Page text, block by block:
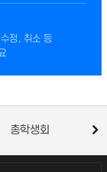
정, 취소 등
학생회 소